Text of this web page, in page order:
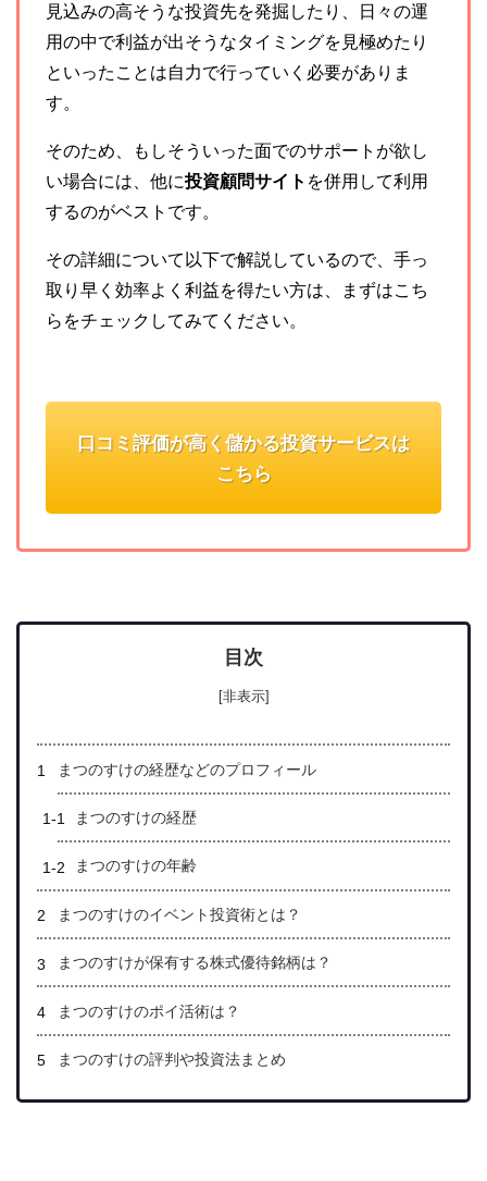
見込みの高そうな投資先を発掘したり、日々の運
用の中で利益が出そうなタイミングを見極めたり
といったことは自力で行っていく必要がありま
す。
そのため、もしそういった面でのサポートが欲し
い場合には、他に投資顧問サイト を併用して利用
するのがベストです。
その詳細について以下で解説しているので、手っ
取り早く効率よく利益を得たい方は、まずはこち
らをチェックしてみてください。
口コミ評価が高く儲かる投資サービスは
こちら
目次
[非表示]
まつのすけの経歴などのプロフィール
まつのすけの経歴
まつのすけの年齢
まつのすけのイベント投資術とは？
まつのすけが保有する株式優待銘柄は？
まつのすけのポイ活術は？
まつのすけの評判や投資法まとめ